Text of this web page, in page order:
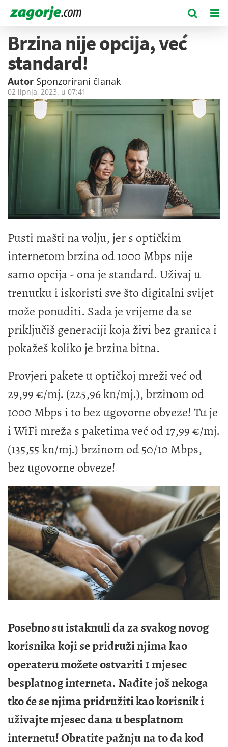
Brzina nije opcija, već
standard!
Autor Sponzorirani članak
02 lipnja, 2023. u 07:41
Pusti mašti na volju, jer s optičkim
internetom brzina od 1000 Mbps nije
samo opcija - ona je standard. Uživaj u
trenutku i iskoristi sve što digitalni svijet
može ponuditi. Sada je vrijeme da se
priključiš generaciji koja živi bez granica i
pokažeš koliko je brzina bitna.
Provjeri pakete u optičkoj mreži već od
29,99 €/mj. (225,96 kn/mj.), brzinom od
1000 Mbps i to bez ugovorne obveze! Tu je
i WiFi mreža s paketima već od 17,99 €/mj.
(135,55 kn/mj.) brzinom od 50/10 Mbps,
bez ugovorne obveze!
Posebno su istaknuli da za svakog novog
korisnika koji se pridruži njima kao
operateru možete ostvariti 1 mjesec
besplatnog interneta. Nađite još nekoga
tko će se njima pridružiti kao korisnik i
uživajte mjesec dana u besplatnom
internetu! Obratite pažnju na to da kod